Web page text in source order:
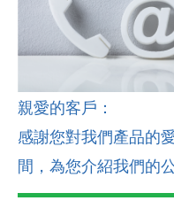
親愛的客戶：
感謝您對我們產品的
間，為您介紹我們的